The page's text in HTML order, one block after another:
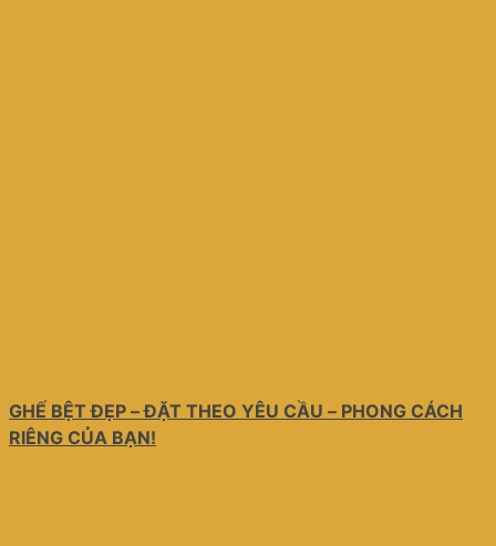
GHẾ BỆT ĐẸP – ĐẶT THEO YÊU CẦU – PHONG CÁCH
RIÊNG CỦA BẠN!